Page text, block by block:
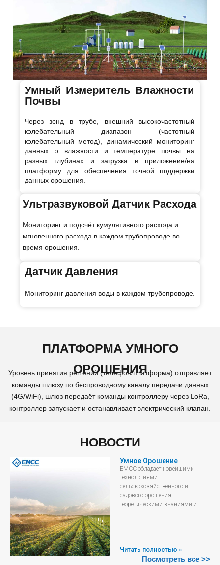
Умный Измеритель Влажности
Почвы
Через зонд в трубе, внешний высокочастотный
колебательный диапазон (частотный
колебательный метод), динамический мониторинг
данных о влажности и температуре почвы на
разных глубинах и загрузка в приложение/на
платформу для обеспечения точной поддержки
данных орошения.
Ультразвуковой Датчик Расхода
Мониторинг и подсчёт кумулятивного расхода и
мгновенного расхода в каждом трубопроводе во
время орошения.
Датчик Давления
Мониторинг давления воды в каждом трубопроводе.
ПЛАТФОРМА УМНОГО
ОРОШЕНИЯ
Уровень принятия решений (телефон/платформа) отправляет
команды шлюзу по беспроводному каналу передачи данных
(4G/WiFi), шлюз передаёт команды контроллеру через LoRa,
контроллер запускает и останавливает электрический клапан.
НОВОСТИ
Умное Орошение
EMCC обладает новейшими
технологиями
сельскохозяйственного и
садового орошения,
теоретическими знаниями и
Читать полностью »
Посмотреть все >>